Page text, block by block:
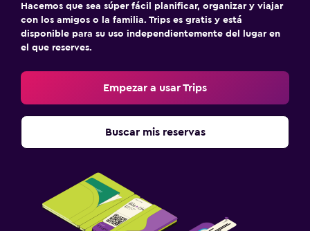
Hacemos que sea súper fácil planificar, organizar y viajar
con los amigos o la familia. Trips es gratis y está
disponible para su uso independientemente del lugar en
el que reserves.
Empezar a usar Trips
Buscar mis reservas